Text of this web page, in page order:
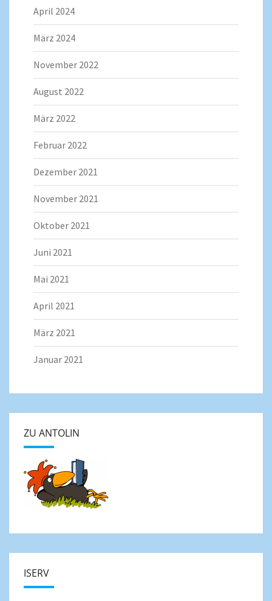
April 2024
März 2024
November 2022
August 2022
März 2022
Februar 2022
Dezember 2021
November 2021
Oktober 2021
Juni 2021
Mai 2021
April 2021
März 2021
Januar 2021
ZU ANTOLIN
ISERV